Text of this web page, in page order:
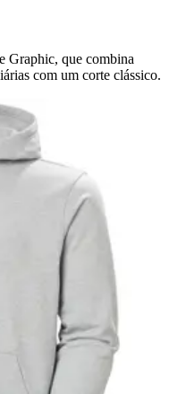
Graphic, que combina
com um corte clássico.